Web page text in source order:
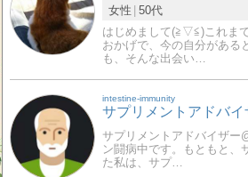
女性 50代
はじめまして(≧▽≦)これま
おかげで、今の自分がある
も、そんな出会い…
intestine-immunity
サプリメントアドバ
サプリメントアドバイザー
ン闘病中です。もともと、
た私は、サプ…